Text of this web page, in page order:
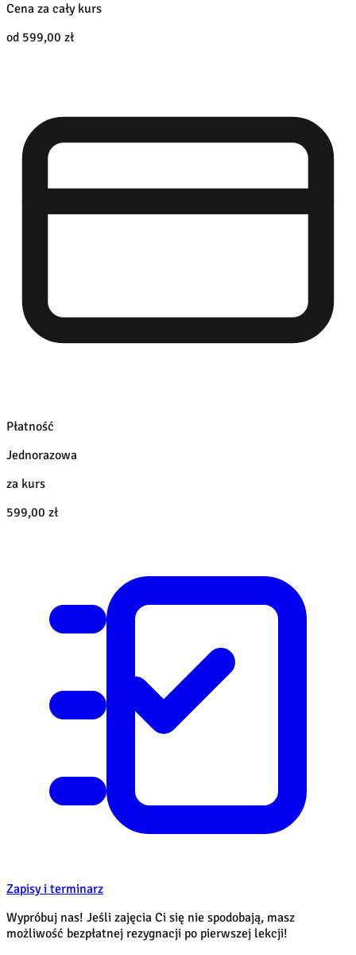
Cena za cały kurs
od 599,00 zł
Płatność
Jednorazowa
za kurs
599,00 zł
Zapisy i terminarz
Wypróbuj nas! Jeśli zajęcia Ci się nie spodobają, masz
możliwość bezpłatnej rezygnacji po pierwszej lekcji!